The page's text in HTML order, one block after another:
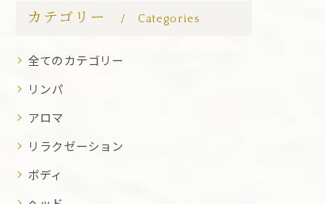
カテゴリー Categories
全てのカテゴリー
リンパ
アロマ
リラクゼーション
ボディ